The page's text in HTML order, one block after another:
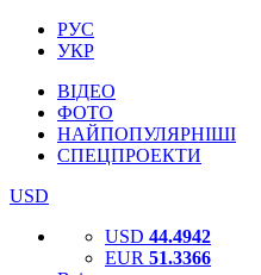
РУС
УКР
ВІДЕО
ФОТО
НАЙПОПУЛЯРНІШІ
СПЕЦПРОЕКТИ
USD
USD 44.4942
EUR 51.3366